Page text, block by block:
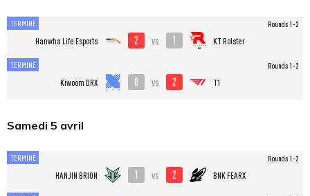
TERMINÉ
Hanwha Life Esports 2 vs 1 KT Rolster
Rounds 1-2
TERMINÉ
Kiwoom DRX 0 vs 2 T1
Rounds 1-2
Samedi 5 avril
TERMINÉ
HANJIN BRION 1 vs 2 BNK FEARX
Rounds 1-2